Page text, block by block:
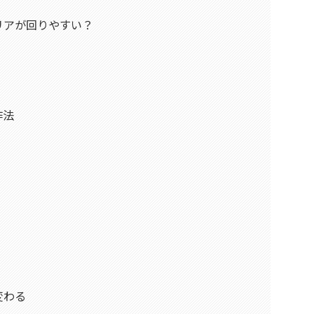
が回りやすい？
る